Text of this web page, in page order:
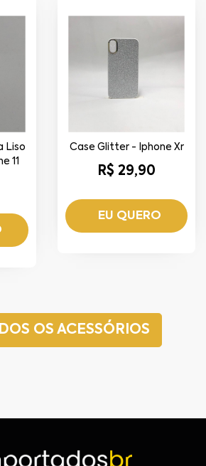
Liso
11
Case Glitter - Iphone Xr
R$ 29,90
EU QUERO
OS ACESSÓRIOS